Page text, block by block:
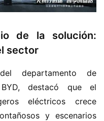
de la solución:
sector
departamento de
destacó que el
eléctricos crece
y escenarios